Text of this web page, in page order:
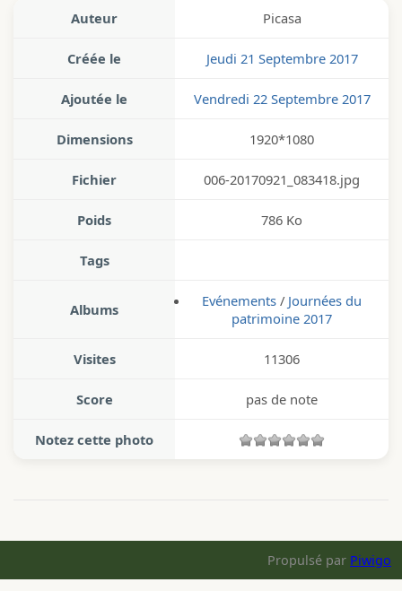
Auteur Picasa
Créée le Jeudi 21 Septembre 2017
Ajoutée le Vendredi 22 Septembre 2017
Dimensions 1920*1080
Fichier 006-20170921_083418.jpg
Poids 786 Ko
Tags
Albums Evénements / Journées du
patrimoine 2017
Visites 11306
Score pas de note
Notez cette photo
Propulsé par Piwigo